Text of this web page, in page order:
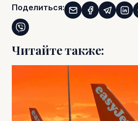
Поделиться:
Читайте также: